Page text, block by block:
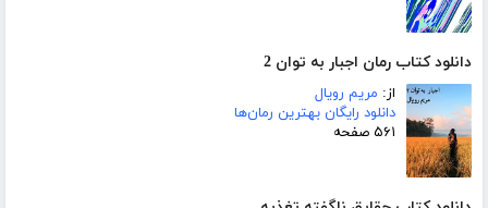
دانلود کتاب رمان اجبار به توان 2
از: مریم رویال
دانلود رایگان بهترین رمان‌ها
۵۶۱ صفحه